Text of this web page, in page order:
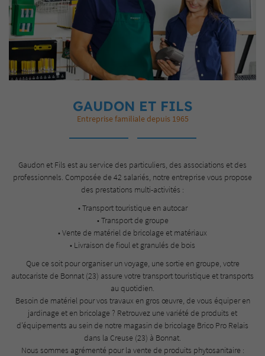
GAUDON ET FILS
Entreprise familiale depuis 1965
Gaudon et Fils est au service des particuliers, des associations et des
professionnels. Composée de 42 salariés, notre entreprise vous propose
des prestations multi-activités :
• Transport touristique en autocar
• Transport de groupe
• Vente de matériel de bricolage et matériaux
• Livraison de fioul et granulés de bois
Que ce soit pour organiser un voyage, une sortie en groupe, votre
autocariste de Bonnat (23) assure votre transport touristique et transports
au quotidien.
Besoin de matériel pour vos travaux en gros œuvre, de vous équiper en
jardinage et en bricolage ? Retrouvez une variété de produits et
d’équipements au sein de notre magasin de bricolage Brico Pro Relais
dans la Creuse (23) à Bonnat.
Nous sommes agrémenté pour la vente de produits phytosanitaire :